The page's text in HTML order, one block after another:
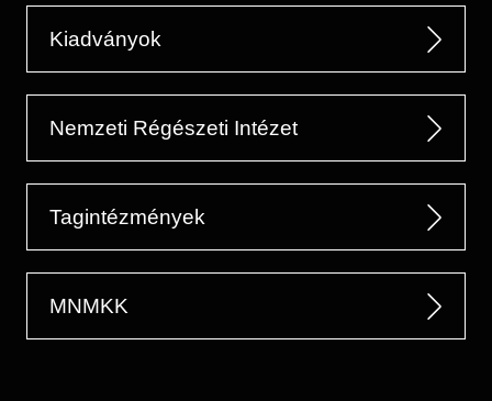
Kiadványok
Nemzeti Régészeti Intézet
Tagintézmények
MNMKK